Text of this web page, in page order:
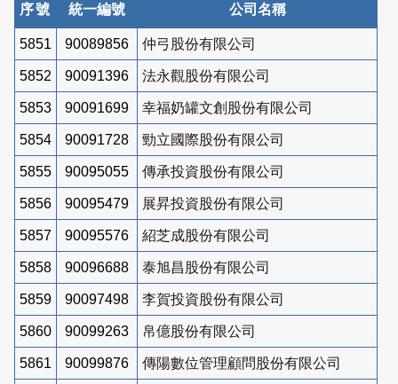
序號 統一編號 公司名稱
5851 90089856 仲弓股份有限公司
5852 90091396 法永觀股份有限公司
5853 90091699 幸福奶罐文創股份有限公司
5854 90091728 勁立國際股份有限公司
5855 90095055 傳承投資股份有限公司
5856 90095479 展昇投資股份有限公司
5857 90095576 紹芝成股份有限公司
5858 90096688 泰旭昌股份有限公司
5859 90097498 李賀投資股份有限公司
5860 90099263 帛億股份有限公司
5861 90099876 傳陽數位管理顧問股份有限公司